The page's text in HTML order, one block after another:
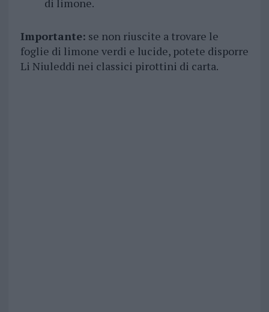
di limone.
Importante: se non riuscite a trovare le
foglie di limone verdi e lucide, potete disporre
Li Niuleddi nei classici pirottini di carta.